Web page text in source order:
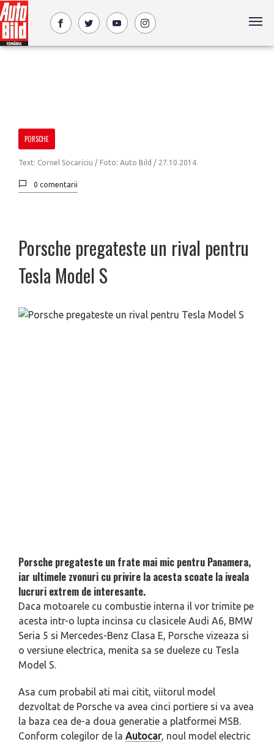
PORSCHE
Text: Cornel Socariciu / Foto: Auto Bild / 27.10.2014
0 comentarii
Porsche pregateste un rival pentru
Tesla Model S
Porsche pregateste un frate mai mic pentru Panamera,
iar ultimele zvonuri cu privire la acesta scoate la iveala
lucruri extrem de interesante.
Daca motoarele cu combustie interna il vor trimite pe
acesta intr-o lupta incinsa cu clasicele Audi A6, BMW
Seria 5 si Mercedes-Benz Clasa E, Porsche vizeaza si
o versiune electrica, menita sa se dueleze cu Tesla
Model S.
Asa cum probabil ati mai citit, viitorul model
dezvoltat de Porsche va avea cinci portiere si va avea
la baza cea de-a doua generatie a platformei MSB.
Conform colegilor de la Autocar, noul model electric